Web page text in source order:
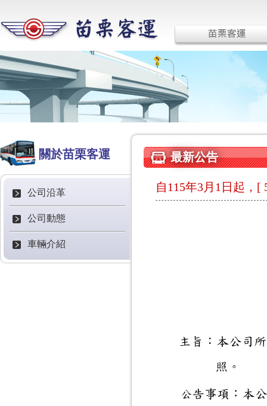
關於苗栗客運
公司沿革
公司動態
車輛介紹
最新公告
自115年3月1日起，[